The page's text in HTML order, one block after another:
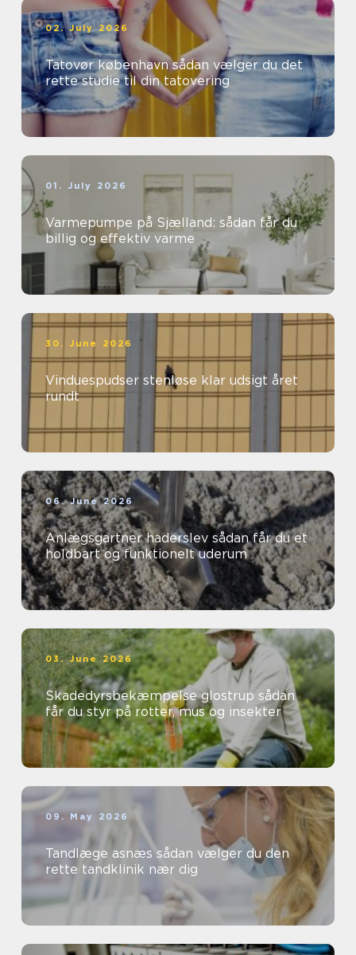
02. July 2026
Tatovør københavn sådan vælger du det
rette studie til din tatovering
01. July 2026
Varmepumpe på Sjælland: sådan får du
billig og effektiv varme
30. June 2026
Vinduespudser stenløse klar udsigt året
rundt
06. June 2026
Anlægsgartner haderslev sådan får du et
holdbart og funktionelt uderum
03. June 2026
Skadedyrsbekæmpelse glostrup sådan
får du styr på rotter, mus og insekter
09. May 2026
Tandlæge asnæs sådan vælger du den
rette tandklinik nær dig